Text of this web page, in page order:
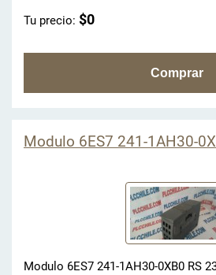
Tu precio: $0
Modulo 6ES7 241-1AH30-
Modulo 6ES7 241-1AH30-0XB0 RS